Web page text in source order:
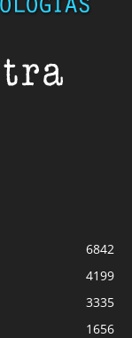
6842
4199
3335
1656